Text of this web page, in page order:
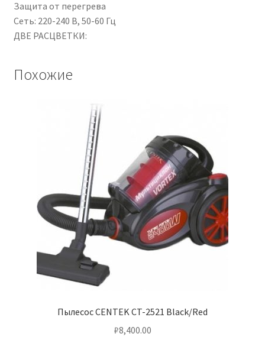
Защита от перегрева
Сеть: 220-240 В, 50-60 Гц
ДВЕ РАСЦВЕТКИ:
Похожие
Пылесос CENTEK CT-2521 Black/Red
₽8,400.00